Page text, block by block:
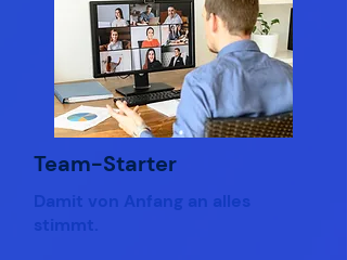
Team-Starter
Damit von Anfang an alles
stimmt.